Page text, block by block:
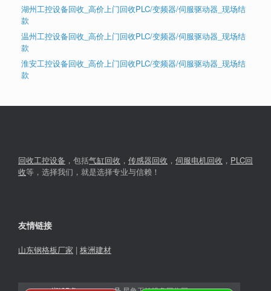
湖州工控设备回收_高价上门回收PLC/变频器/伺服驱动器_现场结
款
温州工控设备回收_高价上门回收PLC/变频器/伺服驱动器_现场结
款
淮安工控设备回收_高价上门回收PLC/变频器/伺服驱动器_现场结
款
回收工控设备 ，包括气缸回收 ， 传感器回收 ， 伺服电机回收 ， PLC回
收等，选择我们，就是选择专业与信赖！
友情链接
山东钢格板厂家 | 株洲建材